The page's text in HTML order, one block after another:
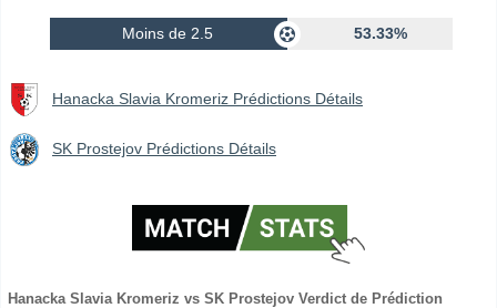
Moins de 2.5 53.33%
Hanacka Slavia Kromeriz Prédictions Détails
SK Prostejov Prédictions Détails
Hanacka Slavia Kromeriz vs SK Prostejov Verdict de Prédiction